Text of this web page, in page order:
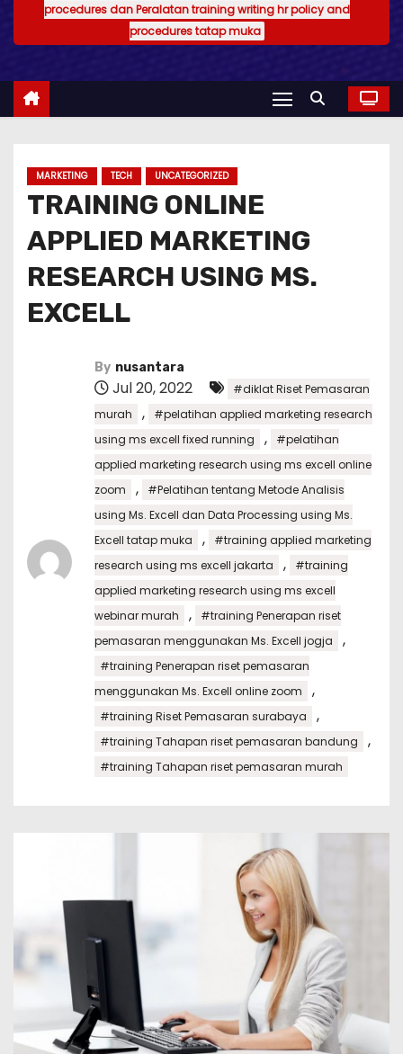
procedures dan Peralatan training writing hr policy and
procedures tatap muka
MARKETING TECH UNCATEGORIZED
TRAINING ONLINE
APPLIED MARKETING
RESEARCH USING MS.
EXCELL
By nusantara
Jul 20, 2022
#diklat Riset Pemasaran
murah
,
#pelatihan applied marketing research
using ms excell fixed running
,
#pelatihan
applied marketing research using ms excell online
zoom
,
#Pelatihan tentang Metode Analisis
using Ms. Excell dan Data Processing using Ms.
Excell tatap muka
,
#training applied marketing
research using ms excell jakarta
,
#training
applied marketing research using ms excell
webinar murah
,
#training Penerapan riset
pemasaran menggunakan Ms. Excell jogja
,
#training Penerapan riset pemasaran
menggunakan Ms. Excell online zoom
,
#training Riset Pemasaran surabaya ,
#training Tahapan riset pemasaran bandung ,
#training Tahapan riset pemasaran murah